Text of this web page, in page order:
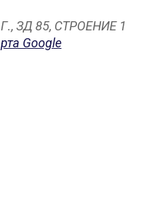
ЗД 85, СТРОЕНИЕ 1
Google